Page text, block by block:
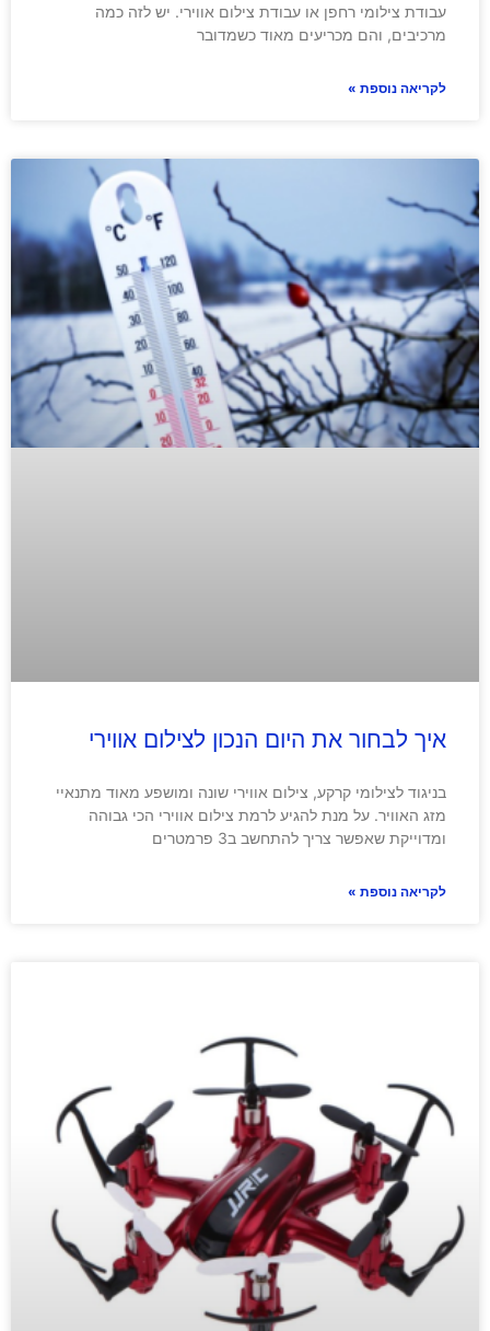
עבודת צילומי רחפן או עבודת צילום אווירי. יש לזה כמה
מרכיבים, והם מכריעים מאוד כשמדובר
לקריאה נוספת »
איך לבחור את היום הנכון לצילום אווירי
בניגוד לצילומי קרקע, צילום אווירי שונה ומושפע מאוד מתנאיי
מזג האוויר. על מנת להגיע לרמת צילום אווירי הכי גבוהה
ומדוייקת שאפשר צריך להתחשב ב3 פרמטרים
לקריאה נוספת »